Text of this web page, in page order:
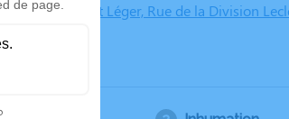
Église Saint Léger, Rue de la Division